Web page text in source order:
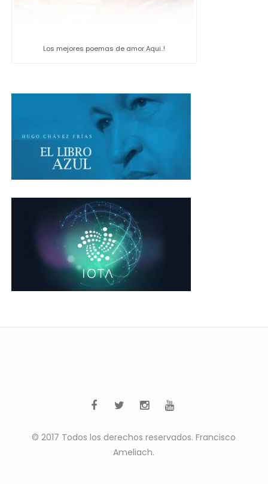
Los mejores poemas de amor Aqui..!
© 2017 Todos los derechos reservados. Francisco
Ameliach.